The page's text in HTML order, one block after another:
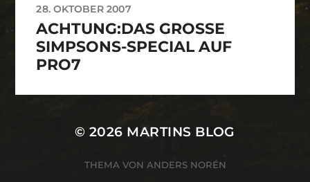
28. OKTOBER 2007
ACHTUNG:DAS GROSSE S
IMPSONS-SPECIAL AUF P
RO7
© 2026 MARTINS BLOG
THEMA VON ANDERS NORÉN